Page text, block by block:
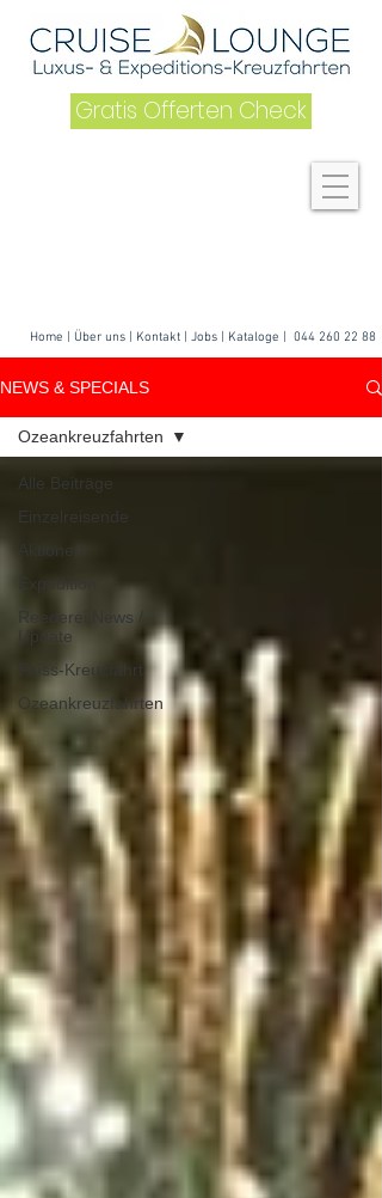
Home Über uns | Kontakt Jobs Kataloge 044 260 22 88
Gratis Offerten Check
NEWS & SPECIALS
Alle Beiträge
Einzelreisende
Aktionen
Expedition
Reederei News /
Update
Fluss-Kreuzfahrt
Ozeankreuzfahrten
Ozeankreuzfahrten